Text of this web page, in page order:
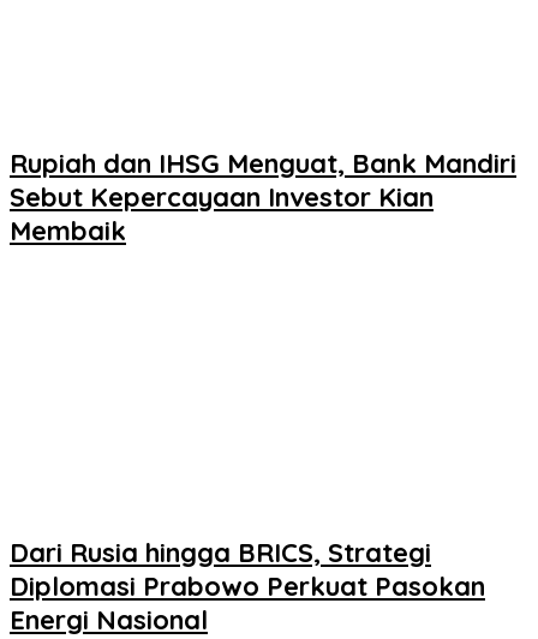
Rupiah dan IHSG Menguat, Bank Mandiri
Sebut Kepercayaan Investor Kian
Membaik
Dari Rusia hingga BRICS, Strategi
Diplomasi Prabowo Perkuat Pasokan
Energi Nasional